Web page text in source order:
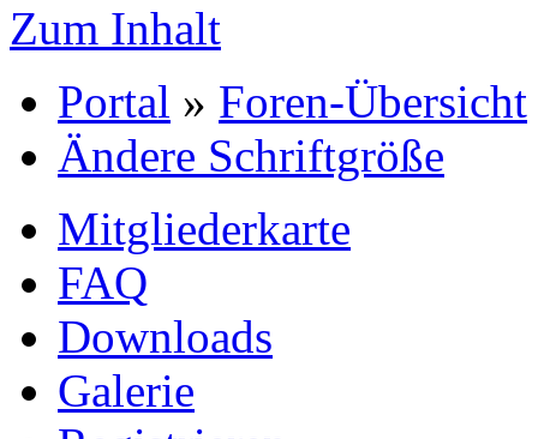
Zum Inhalt
Portal » Foren-Übersicht
Ändere Schriftgröße
Mitgliederkarte
FAQ
Downloads
Galerie